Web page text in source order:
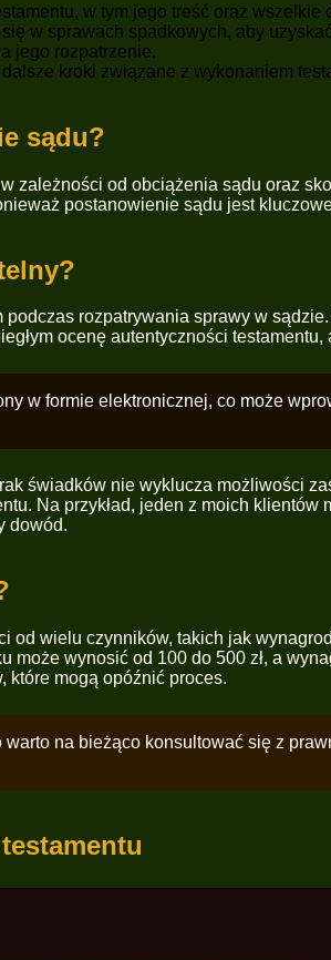
w tym jego treść oraz
w sprawach spadkowych, aby
jego rozpatrzenie.
kroki związane z wykonaniem
sądu?
zależności od obciążenia sądu oraz
postanowienie sądu jest
rozpatrywania sprawy w
ocenę autentyczności testamentu,
w formie elektronicznej, co może
świadków nie wyklucza możliwości
Na przykład, jeden z moich
dowód.
od wielu czynników, takich jak
może wynosić od 100 do 500 zł, a
które mogą opóźnić proces.
na bieżąco konsultować się z